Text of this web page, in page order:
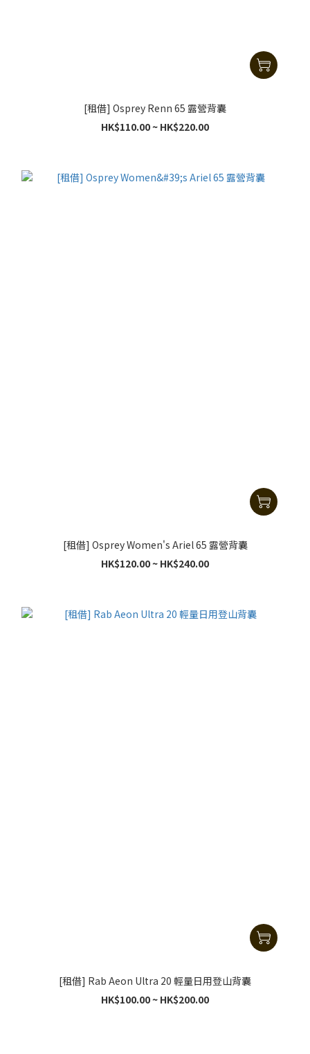
[租借] Osprey Renn 65 露營背囊
HK$110.00 ~ HK$220.00
[租借] Osprey Women's Ariel 65 露營背囊
HK$120.00 ~ HK$240.00
[租借] Rab Aeon Ultra 20 輕量日用登山背囊
HK$100.00 ~ HK$200.00